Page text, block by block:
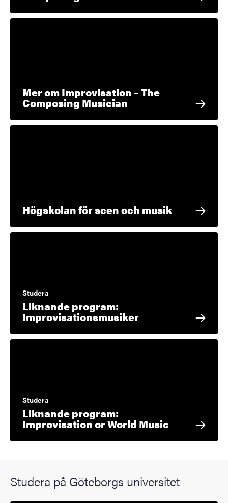
Mer om Improvisation – The
Composing Musician
Högskolan för scen och musik
Studera
Liknande program:
Improvisationsmusiker
Studera
Liknande program:
Improvisation or World Music
Studera på Göteborgs universitet